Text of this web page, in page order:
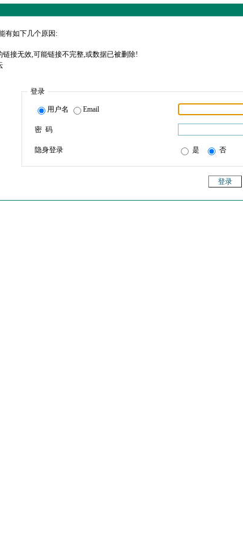
有如下几个原因:
接无效,可能链接不完整,或数据已被删除!
登录
用户名 Email
密 码
隐身登录 是 否